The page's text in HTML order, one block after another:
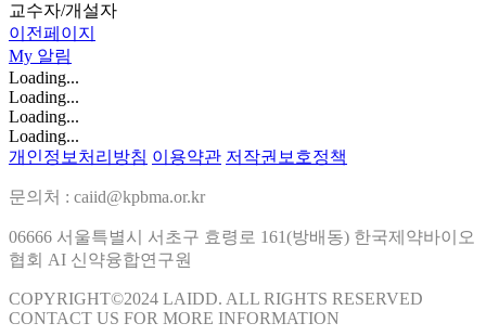
교수자/개설자
이전페이지
My 알림
Loading...
Loading...
Loading...
Loading...
개인정보처리방침 이용약관 저작권보호정책
문의처 : caiid@kpbma.or.kr
06666 서울특별시 서초구 효령로 161(방배동) 한국제약바이오
협회 AI 신약융합연구원
COPYRIGHT©2024 LAIDD. ALL RIGHTS RESERVED
CONTACT US FOR MORE INFORMATION